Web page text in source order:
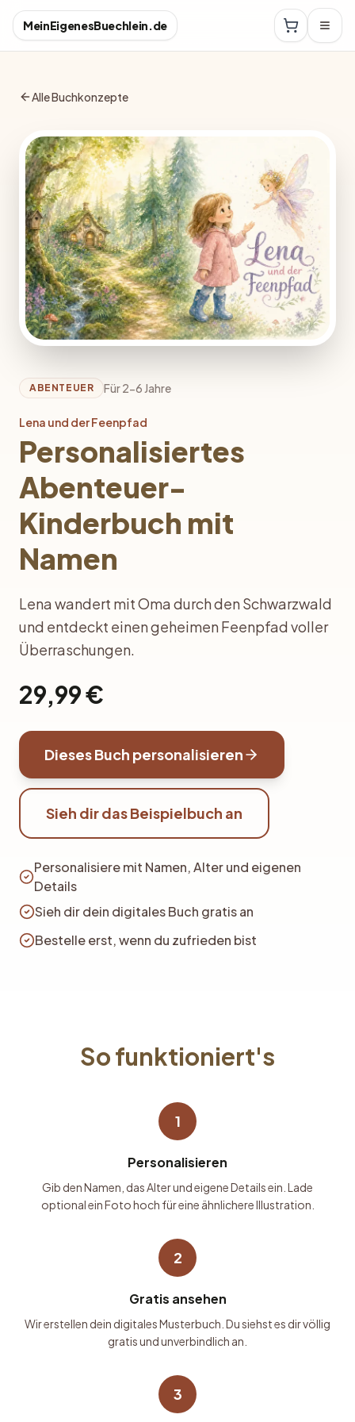
MeinEigenesBuechlein.de
Alle Buchkonzepte
ABENTEUER Für 2-6 Jahre
Lena und der Feenpfad
Personalisiertes
Abenteuer-
Kinderbuch mit
Namen
Lena wandert mit Oma durch den Schwarzwald
und entdeckt einen geheimen Feenpfad voller
Überraschungen.
29,99 €
Dieses Buch personalisieren
Sieh dir das Beispielbuch an
Personalisiere mit Namen, Alter und eigenen
Details
Sieh dir dein digitales Buch gratis an
Bestelle erst, wenn du zufrieden bist
So funktioniert's
1
Personalisieren
Gib den Namen, das Alter und eigene Details ein. Lade
optional ein Foto hoch für eine ähnlichere Illustration.
2
Gratis ansehen
Wir erstellen dein digitales Musterbuch. Du siehst es dir völlig
gratis und unverbindlich an.
3